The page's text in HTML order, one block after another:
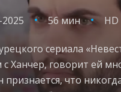
56 мин HD
сериала
с Ханчер, говорит ей
признается, что